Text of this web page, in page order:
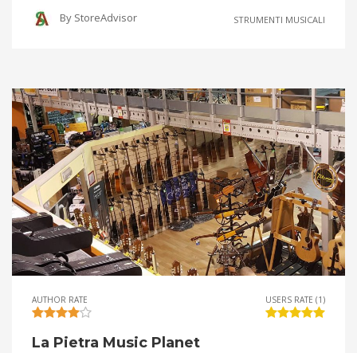
By StoreAdvisor STRUMENTI MUSICALI
AUTHOR RATE USERS RATE (1)
La Pietra Music Planet